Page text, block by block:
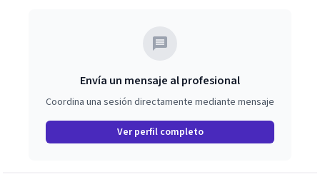
Envía un mensaje al profesional
Coordina una sesión directamente mediante mensaje
Ver perfil completo